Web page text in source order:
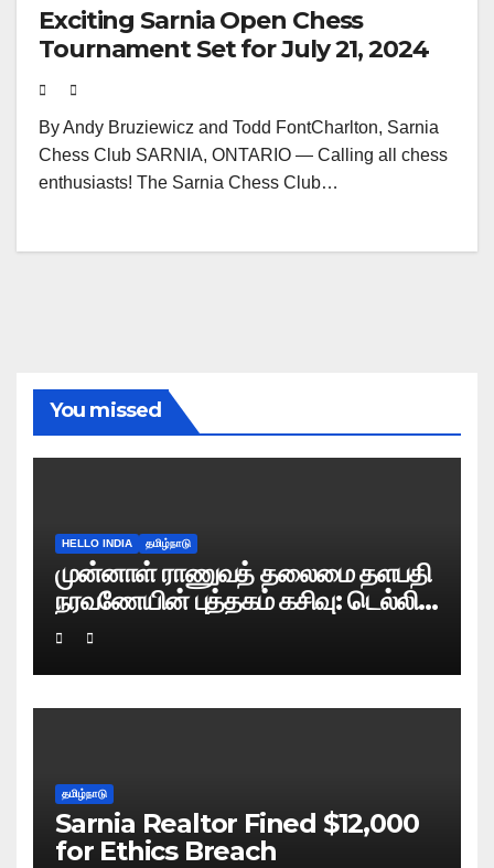
Exciting Sarnia Open Chess
Tournament Set for July 21, 2024
By Andy Bruziewicz and Todd FontCharlton, Sarnia
Chess Club SARNIA, ONTARIO — Calling all chess
enthusiasts! The Sarnia Chess Club…
You missed
HELLO INDIA தமிழ்நாடு
முன்னாள் ராணுவத் தலைமை தளபதி
நரவணேயின் புத்தகம் கசிவு: டெல்லி
போலிஸ் வழக்குப் பதிவு!
தமிழ்நாடு
Sarnia Realtor Fined $12,000
for Ethics Breach